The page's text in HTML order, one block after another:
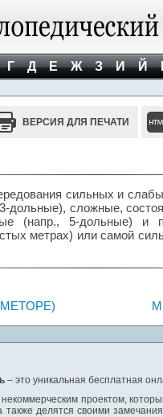
Г Д Е Ж З И Й
ВЕРСИЯ ДЛЯ ПЕЧАТИ
сильных и
сложные,
(напр., 5-дольные) и
метрах) или самой
– это уникальная бесплатная
проектом,
делятся своими